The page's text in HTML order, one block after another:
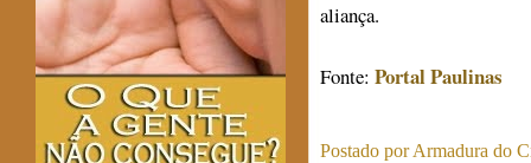
aliança.
Fonte: Portal Paulinas
Postado porArmadura do